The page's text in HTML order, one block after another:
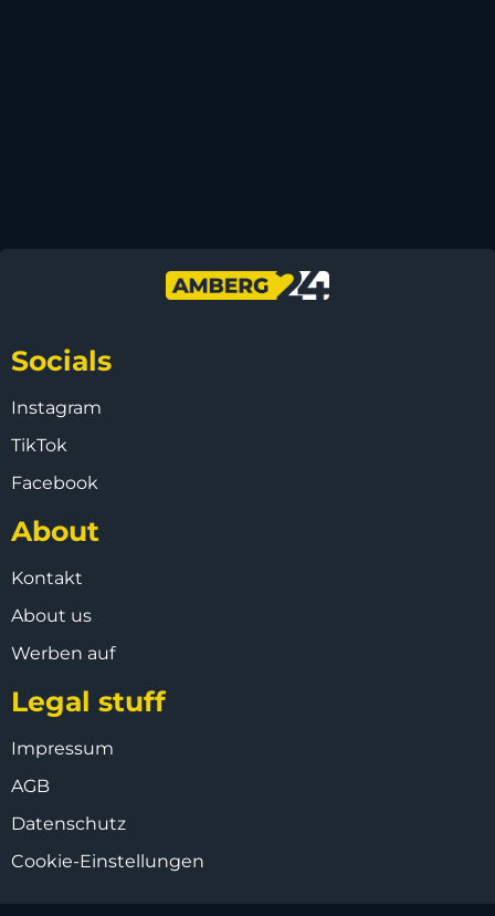
Socials
Instagram
TikTok
Facebook
About
Kontakt
About us
Werben auf
Legal stuff
Impressum
AGB
Datenschutz
Cookie-Einstellungen